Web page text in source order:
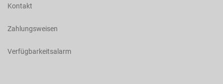
Kontakt
Zahlungsweisen
Verfügbarkeitsalarm